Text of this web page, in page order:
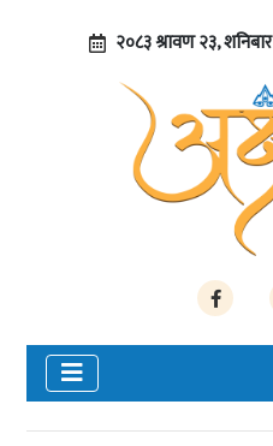
२०८३ श्रावण २३, शनिबार